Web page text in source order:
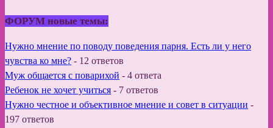
ФОРУМ новые темы:
Нужно мнение по поводу поведения парня. Есть ли у него
чувства ко мне? - 12 ответов
Муж общается с поварихой - 4 ответа
Ребенок не хочет учиться - 7 ответов
Нужно честное и объективное мнение и совет в ситуации -
197 ответов